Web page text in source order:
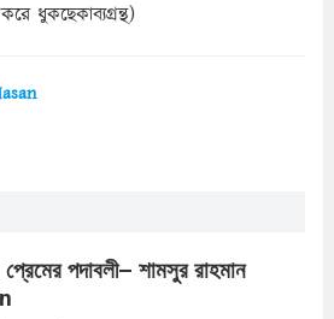
ধুকছেকাব্যগ্রন্থ)
পদাবলী– শামসুর রাহমান